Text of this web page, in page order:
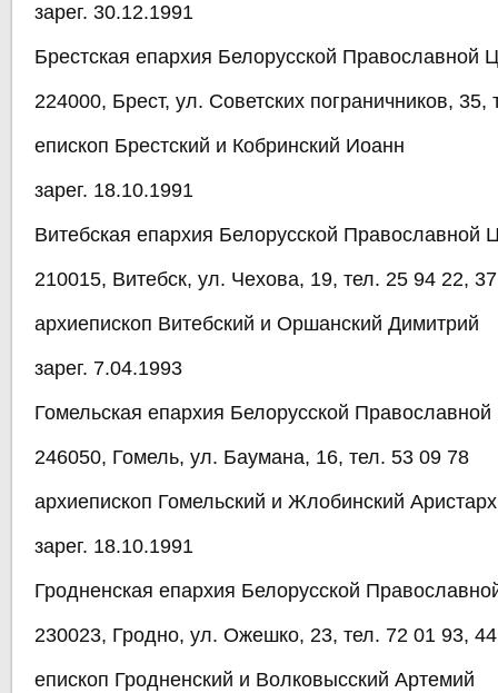
зарег. 30.12.1991
Брестская епархия Белорусской Православной
224000, Брест, ул. Советских пограничников, 35,
епископ Брестский и Кобринский Иоанн
зарег. 18.10.1991
Витебская епархия Белорусской Православной
210015, Витебск, ул. Чехова, 19, тел. 25 94 22,
архиепископ Витебский и Оршанский Димитрий
зарег. 7.04.1993
Гомельская епархия Белорусской
246050, Гомель, ул. Баумана, 16, тел. 53 09 78
архиепископ Гомельский и Жлобинский Аристарх
зарег. 18.10.1991
Гродненская епархия Белорусской
230023, Гродно, ул. Ожешко, 23, тел. 72 01 93,
епископ Гродненский и Волковысский Артемий